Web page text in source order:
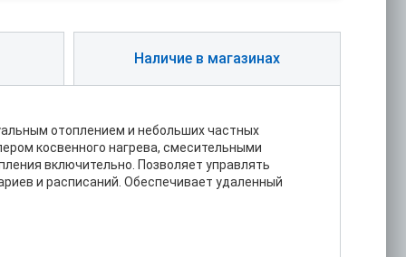
Наличие в магазинах
отоплением и небольших частных
косвенного нагрева, смесительными
включительно. Позволяет управлять
и расписаний. Обеспечивает удаленный